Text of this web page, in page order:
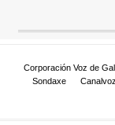
Corporación Voz de
Sondaxe
Canalvoz